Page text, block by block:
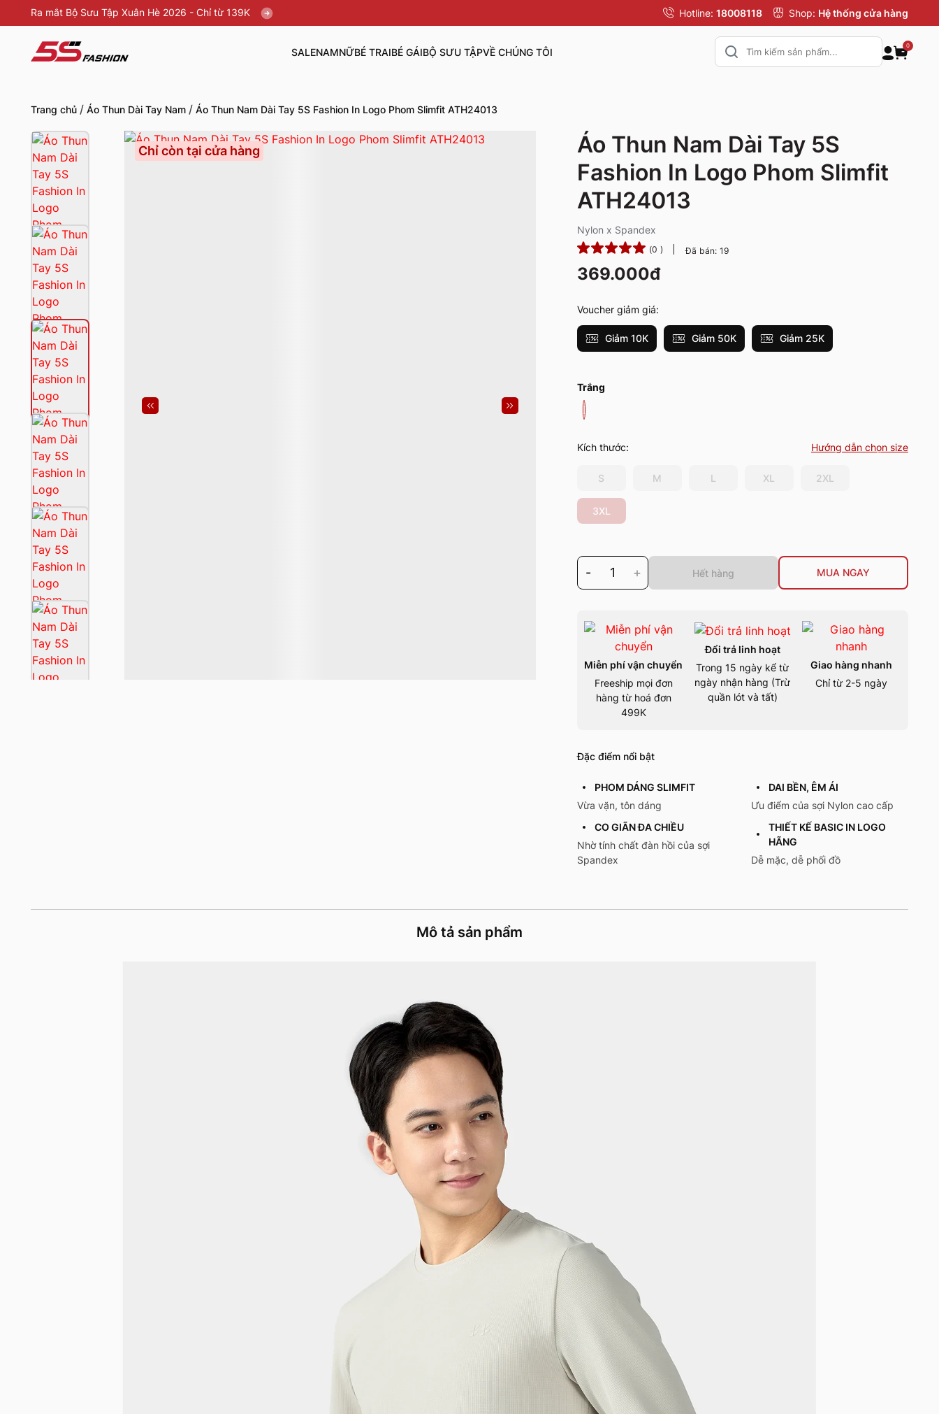
Ra mắt Bộ Sưu Tập Xuân Hè 2026 - Chỉ từ 139K Hotline: 18008118 Shop: Hệ thống cửa hàng
SALENAMNỮBÉ TRAIBÉ GÁIBỘ SƯU TẬPVỀ CHÚNG TÔI
0
Trang chủ / Áo Thun Dài Tay Nam / Áo Thun Nam Dài Tay 5S Fashion In Logo Phom Slimfit ATH24013
Chỉ còn tại cửa hàng
Áo Thun Nam Dài Tay 5S
Fashion In Logo Phom Slimfit
ATH24013
Nylon x Spandex
(0 ) Đã bán: 19
369.000đ
Voucher giảm giá:
Giảm 10K Giảm 50K Giảm 25K
Trắng
Kích thước: Hướng dẫn chọn size
S M L XL 2XL
3XL
- 1 + Hết hàng MUA NGAY
Miễn phí vận chuyển
Freeship mọi đơn
hàng từ hoá đơn
499K
Đổi trả linh hoạt
Trong 15 ngày kể từ
ngày nhận hàng (Trừ
quần lót và tất)
Giao hàng nhanh
Chỉ từ 2-5 ngày
Đặc điểm nổi bật
PHOM DÁNG SLIMFIT
Vừa vặn, tôn dáng
DAI BỀN, ÊM ÁI
Ưu điểm của sợi Nylon cao cấp
CO GIÃN ĐA CHIỀU
Nhờ tính chất đàn hồi của sợi
Spandex
THIẾT KẾ BASIC IN LOGO
HÃNG
Dễ mặc, dễ phối đồ
Mô tả sản phẩm